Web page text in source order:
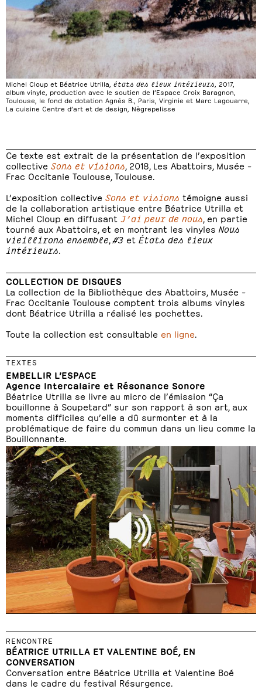
Michel Cloup et Béatrice Utrilla, états des lieux intérieurs , 2017,
album vinyle, production avec le soutien de l’Espace Croix Baragnon,
Toulouse, le fond de dotation Agnès B., Paris, Virginie et Marc Lagouarre,
La cuisine Centre d’art et de design, Nègrepelisse
Ce texte est extrait de la présentation de l’exposition
collective Sons et visions , 2018, Les Abattoirs, Musée –
Frac Occitanie Toulouse, Toulouse.
L’exposition collective Sons et visions témoigne aussi
de la collaboration artistique entre Béatrice Utrilla et
Michel Cloup en diffusant J’ai peur de nous , en partie
tourné aux Abattoirs, et en montrant les vinyles Nous
vieillirons ensemble ,#3 et États des lieux
intérieurs
COLLECTION DE DISQUES
La collection de la Bibliothèque des Abattoirs, Musée –
Frac Occitanie Toulouse comptent trois albums vinyles
dont Béatrice Utrilla a réalisé les pochettes.
Toute la collection est consultable en ligne
TEXTES
EMBELLIR L’ESPACE
Agence Intercalaire et Résonance Sonore
Béatrice Utrilla se livre au micro de l’émission “Ça
bouillonne à Soupetard” sur son rapport à son art, aux
moments difficiles qu’elle a dû surmonter et à la
problématique de faire du commun dans un lieu comme la
Bouillonnante.
RENCONTRE
BÉATRICE UTRILLA ET VALENTINE BOÉ, EN
CONVERSATION
Conversation entre Béatrice Utrilla et Valentine Boé
dans le cadre du festival Résurgence.